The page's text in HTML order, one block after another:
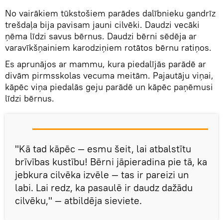
No vairākiem tūkstošiem parādes dalībnieku gandrīz
trešdaļa bija pavisam jauni cilvēki. Daudzi vecāki
ņēma līdzi savus bērnus. Daudzi bērni sēdēja ar
varavīkšņainiem karodziņiem rotātos bērnu ratiņos.
Es aprunājos ar mammu, kura piedalījās parādē ar
divām pirmsskolas vecuma meitām. Pajautāju viņai,
kāpēc viņa piedalās geju parādē un kāpēc paņēmusi
līdzi bērnus.
"Kā tad kāpēc — esmu šeit, lai atbalstītu
brīvības kustību! Bērni jāpieradina pie tā, ka
jebkura cilvēka izvēle — tas ir pareizi un
labi. Lai redz, ka pasaulē ir daudz dažādu
cilvēku," — atbildēja sieviete.